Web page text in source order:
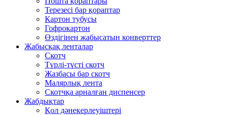
Терезесі бар қораптар
Картон тубусы
Гофрокартон
Өздігінен жабысатын конверттер
Жабысқақ ленталар
Скотч
Түрлі-түсті скотч
Жазбасы бар скотч
Малярлық лента
Скотчқа арналған диспенсер
Жабдықтар
Қол дәнекерлеуіштері